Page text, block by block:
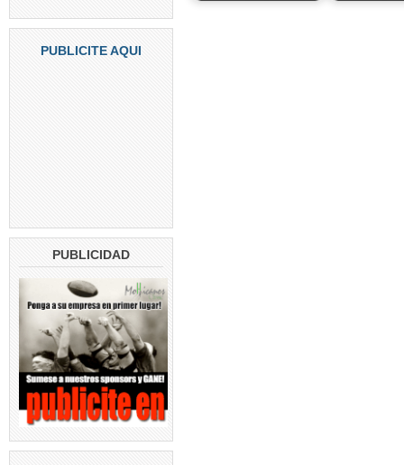
PUBLICITE AQUI
PUBLICIDAD